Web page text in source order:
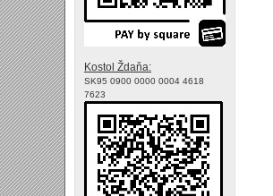
Kostol Ždaňa:
SK95 0900 0000 0004 4618
7623